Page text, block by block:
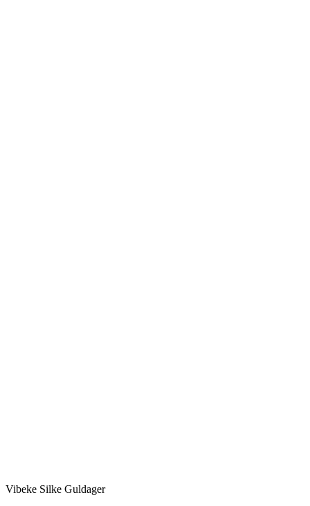
Vibeke Silke Guldager